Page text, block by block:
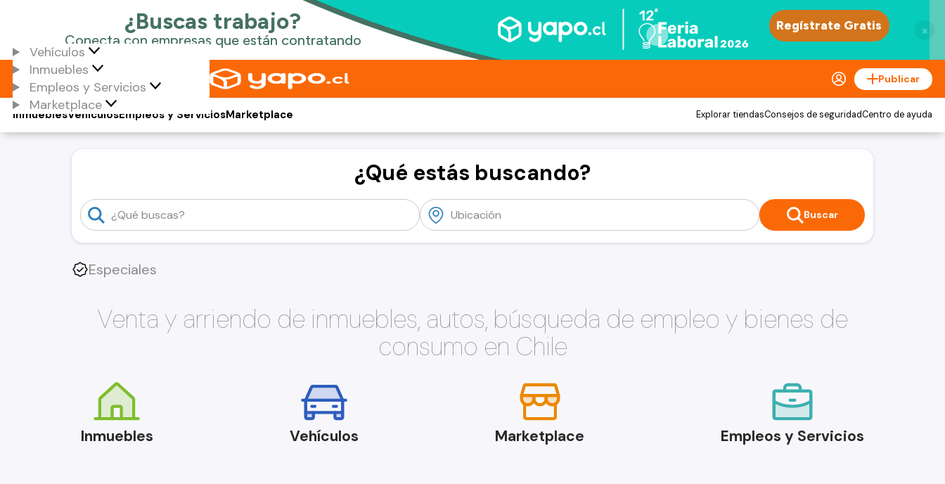
×
Vehículos
Inmuebles
Empleos y Servicios
Marketplace
Publicar
Vehículos
Inmuebles Empleos y ServiciosMarketplace Explorar tiendasConsejos de seguridadCentro de ayuda
¿Qué estás buscando?
Buscar
Especiales
Venta y arriendo de inmuebles, autos, búsqueda de empleo y bienes de
consumo en Chile
Inmuebles Vehículos Marketplace Empleos y Servicios